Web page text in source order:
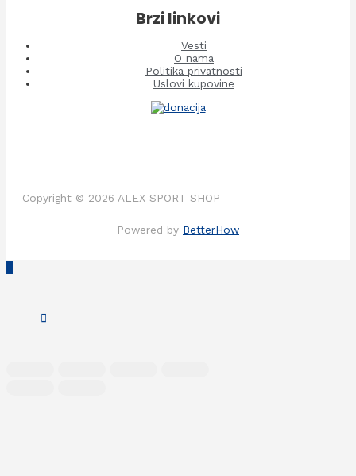
Brzi linkovi
Vesti
O nama
Politika privatnosti
Uslovi kupovine
Copyright © 2026 ALEX SPORT SHOP
Powered by BetterHow
Scroll
to